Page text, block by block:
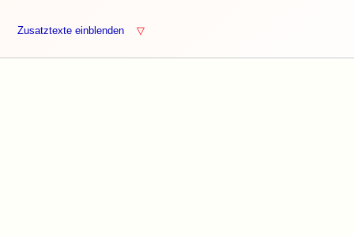
Zusatztexte einblenden ▽